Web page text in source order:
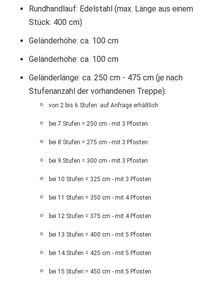
Rundhandlauf: Edelstahl (max. Länge aus einem
Stück: 400 cm)
Geländerhöhe: ca. 100 cm
Geländerhöhe: ca. 100 cm
Geländerlänge: ca. 250 cm - 475 cm (je nach
Stufenanzahl der vorhandenen Treppe):
von 2 bis 6 Stufen: auf Anfrage erhältlich
bei 7 Stufen = 250 cm - mit 3 Pfosten
bei 8 Stufen = 275 cm - mit 3 Pfosten
bei 9 Stufen = 300 cm - mit 3 Pfosten
bei 10 Stufen = 325 cm - mit 3 Pfosten
bei 11 Stufen = 350 cm - mit 4 Pfosten
bei 12 Stufen = 375 cm - mit 4 Pfosten
bei 13 Stufen = 400 cm - mit 5 Pfosten
bei 14 Stufen = 425 cm - mit 5 Pfosten
bei 15 Stufen = 450 cm - mit 5 Pfosten